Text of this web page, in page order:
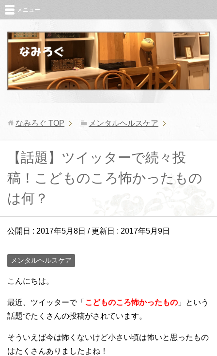
メニュー
なみろぐ TOP メンタルヘルスケア
【話題】ツイッターで続々投
稿！こどものころ怖かったもの
は何？
公開日 : 2017年5月8日 / 更新日 : 2017年5月9日
メンタルヘルスケア
こんにちは。
最近、ツイッターで「 こどものころ怖かったもの 」という
話題でたくさんの投稿がされています。
そういえば今は怖くないけど小さい頃は怖いと思ったもの
はたくさんありましたよね！